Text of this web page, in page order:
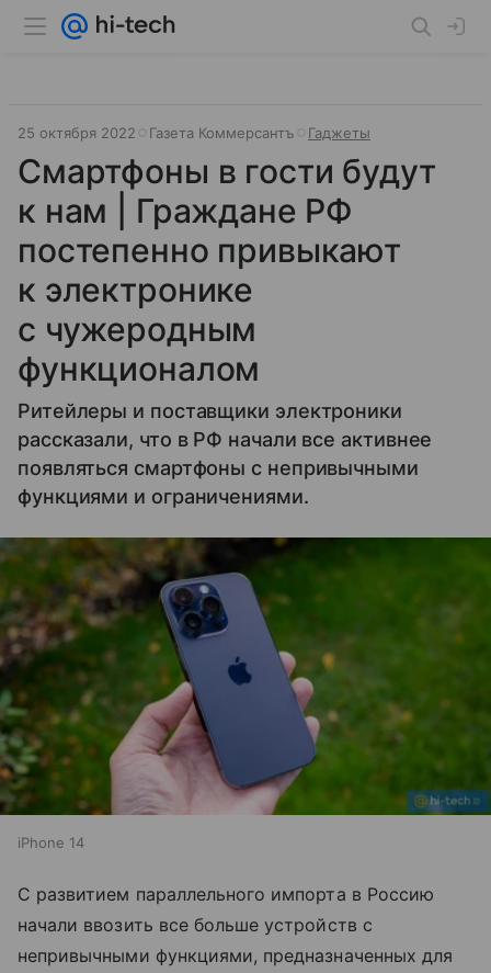
25 октября 2022 Газета Коммерсантъ Гаджеты
Смартфоны в гости будут
к нам | Граждане РФ
постепенно привыкают
к электронике
с чужеродным
функционалом
Ритейлеры и поставщики электроники
рассказали, что в РФ начали все активнее
появляться смартфоны с непривычными
функциями и ограничениями.
iPhone 14
С развитием параллельного импорта в Россию
начали ввозить все больше устройств с
непривычными функциями, предназначенных для